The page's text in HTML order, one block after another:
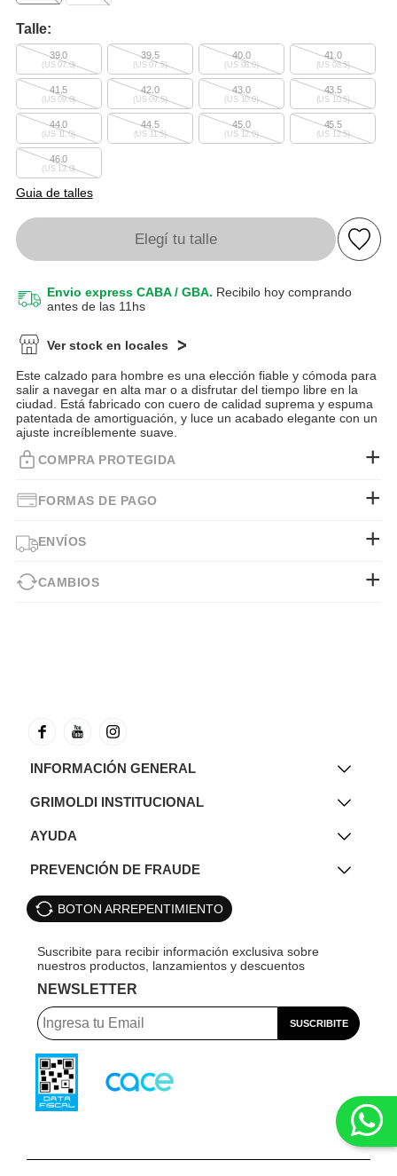
Talle:
Guia de talles
39.0
(US 07.0)
39.5
(US 07.5)
40.0
(US 08.0)
41.0
(US 08.5)
41.5
(US 09.0)
42.0
(US 09.5)
43.0
(US 10.0)
43.5
(US 10.5)
44.0
(US 11.0)
44.5
(US 11.5)
45.0
(US 12.0)
45.5
(US 12.5)
46.0
(US 13.0)
Elegí tu talle
Envio express CABA / GBA. Recibilo hoy comprando
antes de las 11hs
Ver stock en locales
Este calzado para hombre es una elección fiable y cómoda para
salir a navegar en alta mar o a disfrutar del tiempo libre en la
ciudad. Está fabricado con cuero de calidad suprema y espuma
patentada de amortiguación, y luce un acabado elegante con un
ajuste increíblemente suave.
COMPRA PROTEGIDA
FORMAS DE PAGO
ENVÍOS
CAMBIOS
INFORMACIÓN GENERAL
GRIMOLDI INSTITUCIONAL
AYUDA
PREVENCIÓN DE FRAUDE
BOTON ARREPENTIMIENTO
NEWSLETTER